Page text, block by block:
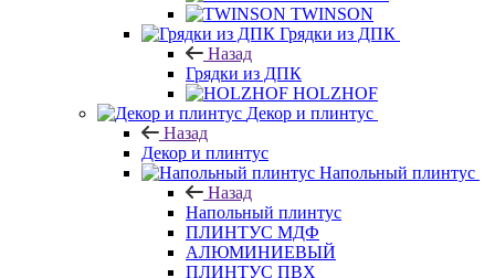
TWINSON
Грядки из ДПК
Назад
Грядки из ДПК
HOLZHOF
Декор и плинтус
Назад
Декор и плинтус
Напольный плинтус
Назад
Напольный плинтус
ПЛИНТУС МДФ
АЛЮМИНИЕВЫЙ
ПЛИНТУС ПВХ